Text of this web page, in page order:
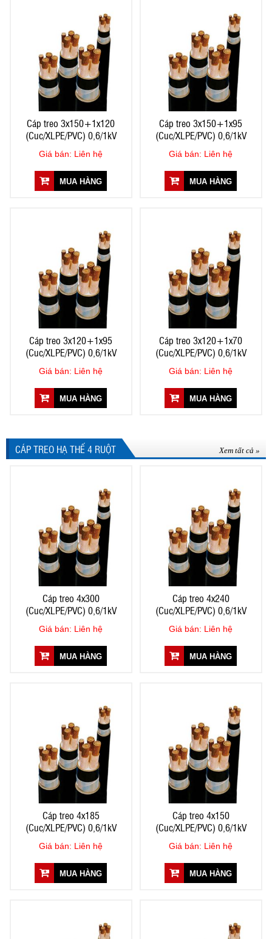
Cáp treo 3x150+1x120
(Cuc/XLPE/PVC) 0,6/1kV
Giá bán: Liên hệ
MUA HÀNG
Cáp treo 3x150+1x95
(Cuc/XLPE/PVC) 0,6/1kV
Giá bán: Liên hệ
MUA HÀNG
Cáp treo 3x120+1x95
(Cuc/XLPE/PVC) 0,6/1kV
Giá bán: Liên hệ
MUA HÀNG
Cáp treo 3x120+1x70
(Cuc/XLPE/PVC) 0,6/1kV
Giá bán: Liên hệ
MUA HÀNG
CÁP TREO HẠ THẾ 4 RUỘT Xem tất cả »
Cáp treo 4x300
(Cuc/XLPE/PVC) 0,6/1kV
Giá bán: Liên hệ
MUA HÀNG
Cáp treo 4x240
(Cuc/XLPE/PVC) 0,6/1kV
Giá bán: Liên hệ
MUA HÀNG
Cáp treo 4x185
(Cuc/XLPE/PVC) 0,6/1kV
Giá bán: Liên hệ
MUA HÀNG
Cáp treo 4x150
(Cuc/XLPE/PVC) 0,6/1kV
Giá bán: Liên hệ
MUA HÀNG